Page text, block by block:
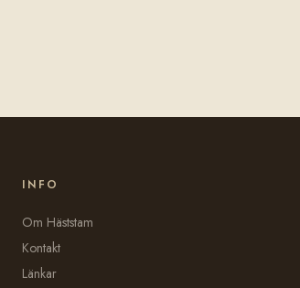
INFO
Om Häststam
Kontakt
Länkar